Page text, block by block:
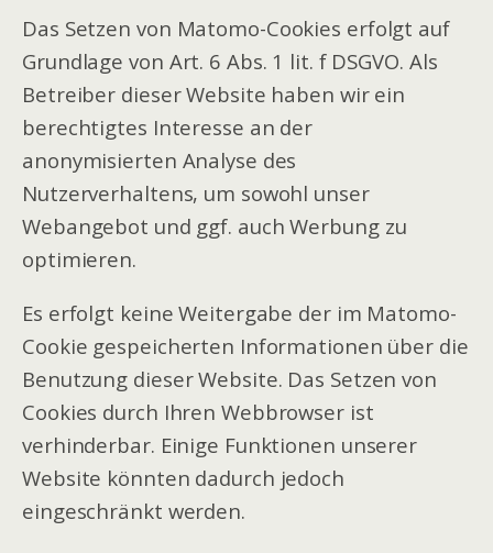
Das Setzen von Matomo-Cookies erfolgt auf
Grundlage von Art. 6 Abs. 1 lit. f DSGVO. Als
Betreiber dieser Website haben wir ein
berechtigtes Interesse an der
anonymisierten Analyse des
Nutzerverhaltens, um sowohl unser
Webangebot und ggf. auch Werbung zu
optimieren.
Es erfolgt keine Weitergabe der im Matomo-
Cookie gespeicherten Informationen über die
Benutzung dieser Website. Das Setzen von
Cookies durch Ihren Webbrowser ist
verhinderbar. Einige Funktionen unserer
Website könnten dadurch jedoch
eingeschränkt werden.